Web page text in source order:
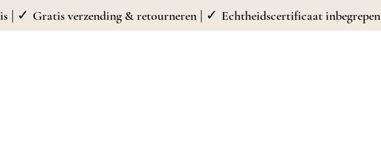
| ✓ Gratis verzending & retourneren| ✓ Echtheidscertificaat inbegrepen